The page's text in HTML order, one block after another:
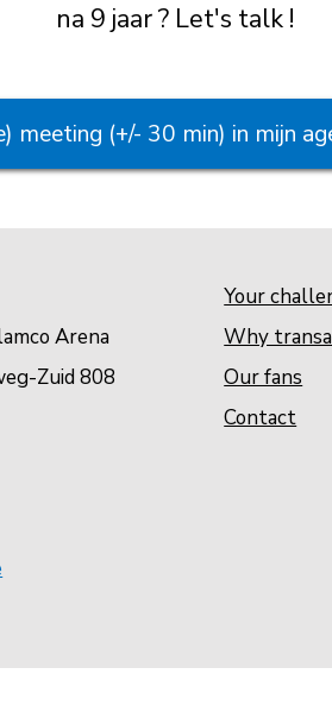
na 9 jaar ? Let's talk !
meeting (+/- 30 min) in mijn
Arena
Zuid 808
Your
Why
Our fans
Contact